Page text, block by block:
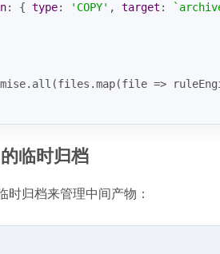
: { type: 'COPY' , target :
.all(files.map(file =>
临时归档
时归档来管理中间产物：